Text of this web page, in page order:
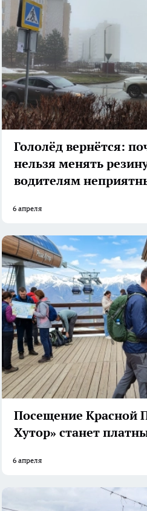
Гололёд вернётся:
нельзя менять
водителям
6 апреля
Посещение Красной
Хутор» станет
6 апреля